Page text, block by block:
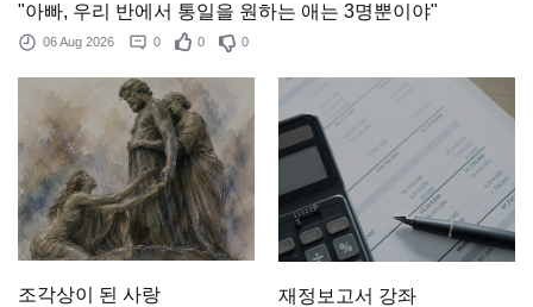
"아빠, 우리 반에서 통일을 원하는 애는 3명뿐이야"
06 Aug 2026 0 0 0
조각상이 된 사랑 재정보고서 강좌